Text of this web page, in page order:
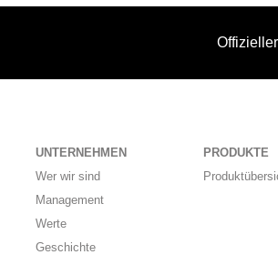
UNTERNEHMEN
Wer wir sind
Management
Werte
Geschichte
PRODUKTE